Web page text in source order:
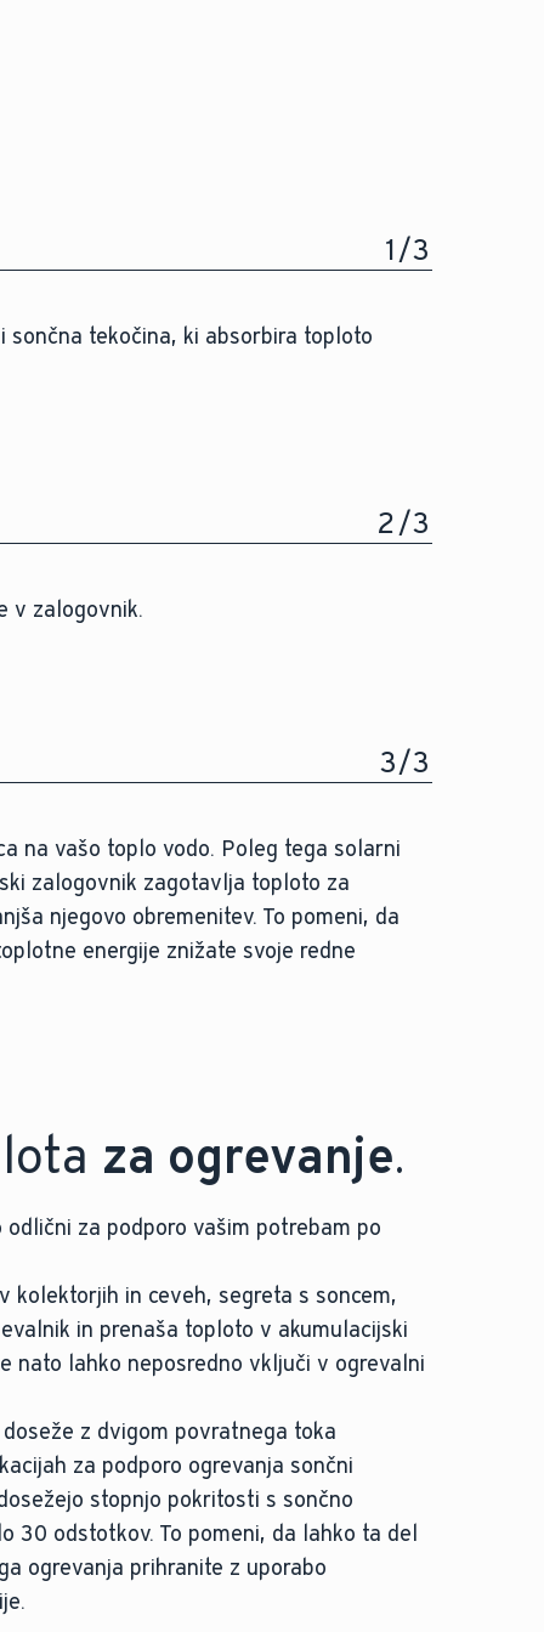
1/3
sončna tekočina, ki absorbira toploto
2/3
v zalogovnik.
3/3
na vašo toplo vodo. Poleg tega solarni
zalogovnik zagotavlja toploto za
njegovo obremenitev. To pomeni, da
energije znižate svoje redne
za ogrevanje.
za podporo vašim potrebam po
kolektorjih in ceveh, segreta s soncem,
in prenaša toploto v akumulacijski
nato lahko neposredno vključi v ogrevalni
z dvigom povratnega toka
za podporo ogrevanja sončni
stopnjo pokritosti s sončno
30 odstotkov. To pomeni, da lahko ta del
ogrevanja prihranite z uporabo